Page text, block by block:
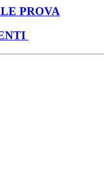
PROVA